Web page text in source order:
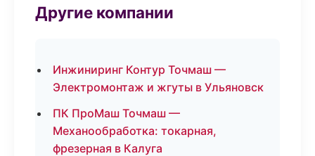
Другие компании
Инжиниринг Контур Точмаш —
Электромонтаж и жгуты в Ульяновск
ПК ПроМаш Точмаш —
Механообработка: токарная,
фрезерная в Калуга